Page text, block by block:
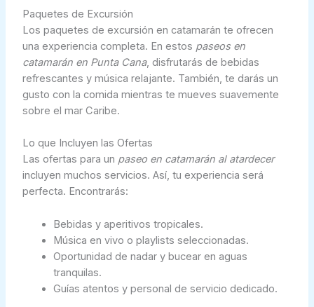
Paquetes de Excursión
Los paquetes de excursión en catamarán te ofrecen
una experiencia completa. En estos paseos en
catamarán en Punta Cana, disfrutarás de bebidas
refrescantes y música relajante. También, te darás un
gusto con la comida mientras te mueves suavemente
sobre el mar Caribe.
Lo que Incluyen las Ofertas
Las ofertas para un paseo en catamarán al atardecer
incluyen muchos servicios. Así, tu experiencia será
perfecta. Encontrarás:
Bebidas y aperitivos tropicales.
Música en vivo o playlists seleccionadas.
Oportunidad de nadar y bucear en aguas
tranquilas.
Guías atentos y personal de servicio dedicado.